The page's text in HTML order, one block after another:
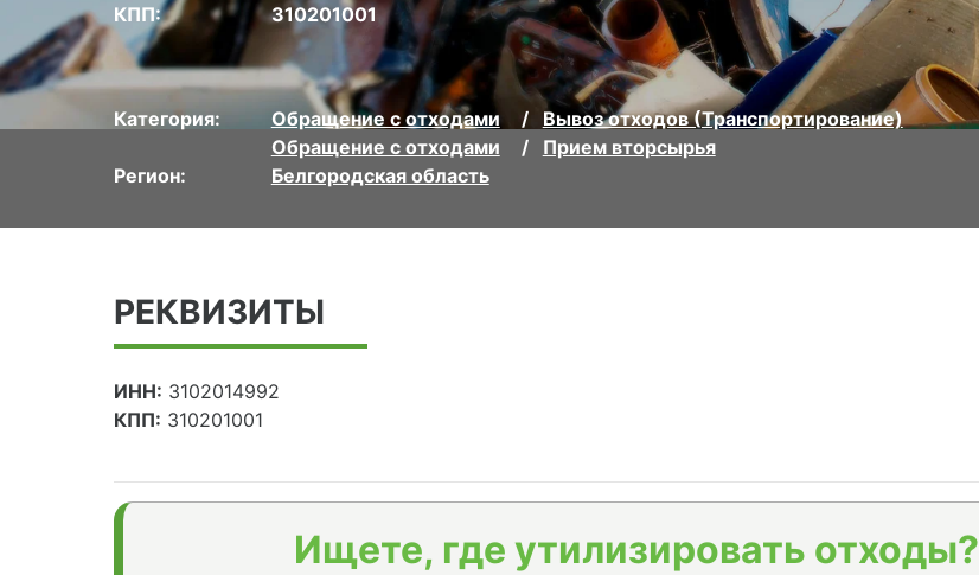
КПП:
310201001
Категория: Обращение с отходами
Вывоз отходов (Транспортирование)
Обращение с отходами
Прием вторсырья
Регион:
Белгородская область
РЕКВИЗИТЫ
ИНН: 3102014992
КПП: 310201001
Ищете, где утилизировать отходы?